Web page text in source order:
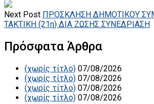
Next Post ΠΡΟΣΚΛΗΣΗ ΔΗΜΟΤΙΚΟΥ
ΤΑΚΤΙΚΗ (21η) ΔΙΑ ΖΩΣΗΣ ΣΥΝΕΔΡΙΑΣΗ
Πρόσφατα Άρθρα
(χωρίς τίτλο) 07/08/2026
(χωρίς τίτλο) 07/08/2026
(χωρίς τίτλο) 07/08/2026
(χωρίς τίτλο) 07/08/2026